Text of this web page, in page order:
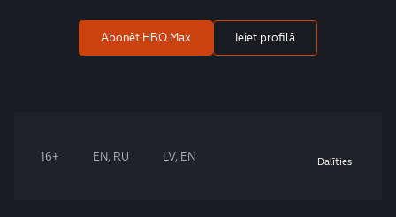
Abonēt HBO Max Ieiet profilā
16+ EN, RU LV, EN Dalīties